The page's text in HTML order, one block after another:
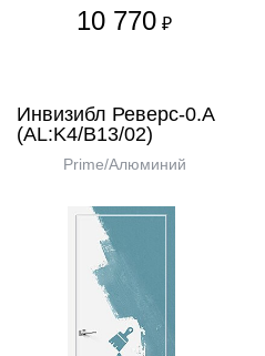
10 770 ₽
Инвизибл Реверс-0.А
(AL:K4/В13/02)
Prime/Алюминий